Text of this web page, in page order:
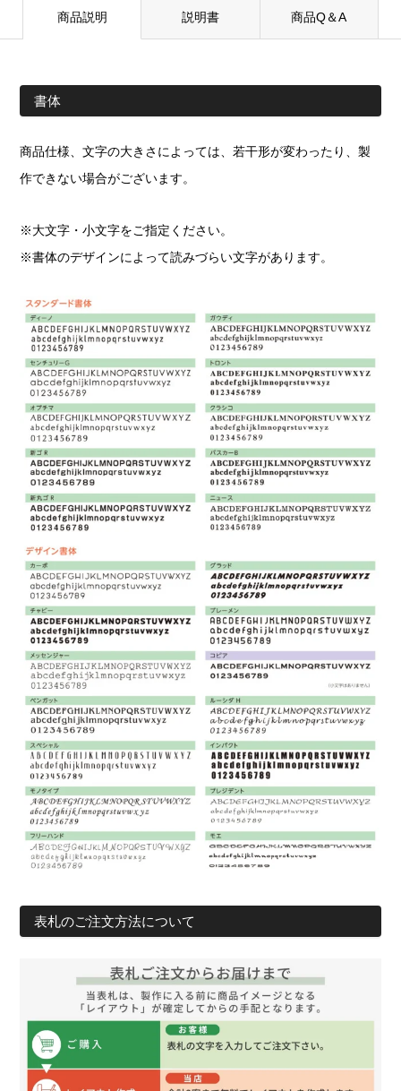
商品説明 説明書 商品Q＆A
書体
商品仕様、文字の大きさによっては、若干形が変わったり、製
作できない場合がございます。
※大文字・小文字をご指定ください。
※書体のデザインによって読みづらい文字があります。
表札のご注文方法について